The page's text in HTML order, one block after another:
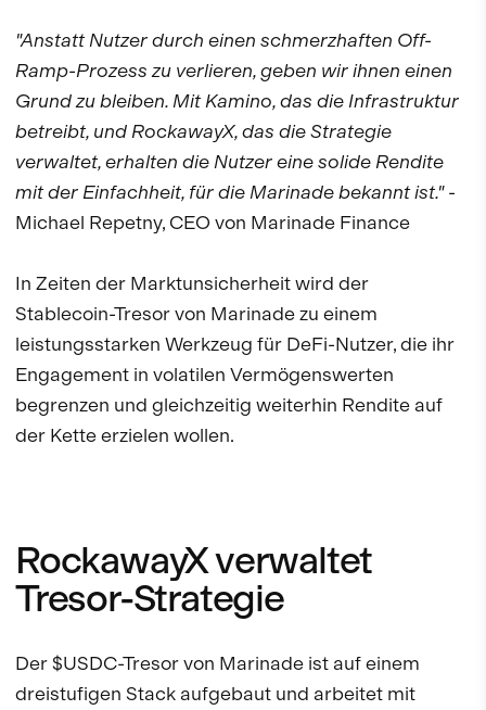
"Anstatt Nutzer durch einen schmerzhaften Off-
Ramp-Prozess zu verlieren, geben wir ihnen einen
Grund zu bleiben. Mit Kamino, das die Infrastruktur
betreibt, und RockawayX, das die Strategie
verwaltet, erhalten die Nutzer eine solide Rendite
mit der Einfachheit, für die Marinade bekannt ist."-
Michael Repetny, CEO von Marinade Finance
In Zeiten der Marktunsicherheit wird der
Stablecoin-Tresor von Marinade zu einem
leistungsstarken Werkzeug für DeFi-Nutzer, die ihr
Engagement in volatilen Vermögenswerten
begrenzen und gleichzeitig weiterhin Rendite auf
der Kette erzielen wollen.
RockawayX verwaltet
Tresor-Strategie
Der $USDC-Tresor von Marinade ist auf einem
dreistufigen Stack aufgebaut und arbeitet mit